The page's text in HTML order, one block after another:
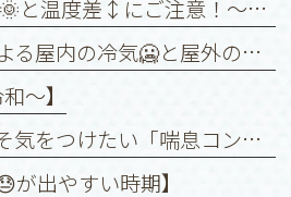
【8月🌻 真夏の猛暑🌞と温度差↕️にご注意！～喘息を悪化させないために～】
【7月🍉エアコンによる屋内の冷気🥶と屋外の暑さ🥵との温度差↕️に注意！】
〜】
【6月☔️梅雨時期こそ気をつけたい「喘息コントロール」】
が出やすい時期】